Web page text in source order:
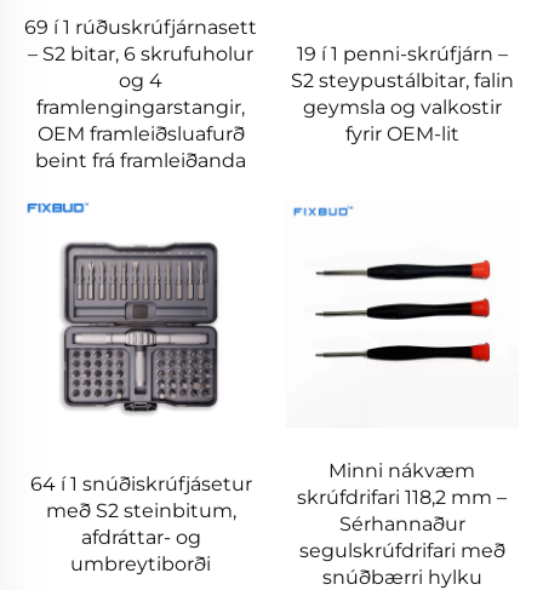
69 í 1 rúðuskrúfjárnasett
– S2 bitar, 6 skrufuholur
og 4
framlengingarstangir,
OEM framleiðsluafurð
beint frá framleiðanda
19 í 1 penni-skrúfjárn –
S2 steypustálbitar, falin
geymsla og valkostir
fyrir OEM-lit
64 í 1 snúðiskrúfjásetur
með S2 steinbitum,
afdráttar- og
umbreytiborði
Minni nákvæm
skrúfdrifari 118,2 mm –
Sérhannaður
segulskrúfdrifari með
snúðbærri hylku